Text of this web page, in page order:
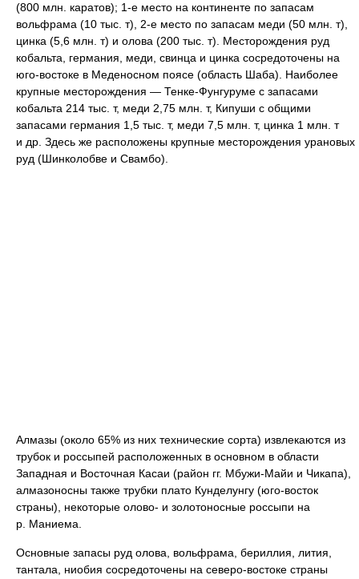
(800 млн. каратов); 1-е место на континенте по запасам
вольфрама (10 тыс. т), 2-е место по запасам меди (50 млн. т),
цинка (5,6 млн. т) и олова (200 тыс. т). Месторождения руд
кобальта, германия, меди, свинца и цинка сосредоточены на
юго-востоке в Меденосном поясе (область Шаба). Наиболее
крупные месторождения — Тенке-Фунгуруме с запасами
кобальта 214 тыс. т, меди 2,75 млн. т, Кипуши с общими
запасами германия 1,5 тыс. т, меди 7,5 млн. т, цинка 1 млн. т
и др. Здесь же расположены крупные месторождения урановых
руд (Шинколобве и Свамбо).
Алмазы (около 65% из них технические сорта) извлекаются из
трубок и россыпей расположенных в основном в области
Западная и Восточная Касаи (район гг. Мбужи-Майи и Чикапа),
алмазоносны также трубки плато Кунделунгу (юго-восток
страны), некоторые олово- и золотоносные россыпи на
р. Маниема.
Основные запасы руд олова, вольфрама, бериллия, лития,
тантала, ниобия сосредоточены на северо-востоке страны